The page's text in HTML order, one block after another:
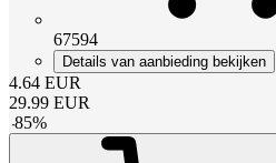
67594
Details van aanbieding bekijken
4.64 EUR
29.99 EUR
-85%